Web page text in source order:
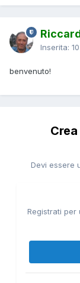
Inserita:
benvenuto!
Devi essere
Registrati per